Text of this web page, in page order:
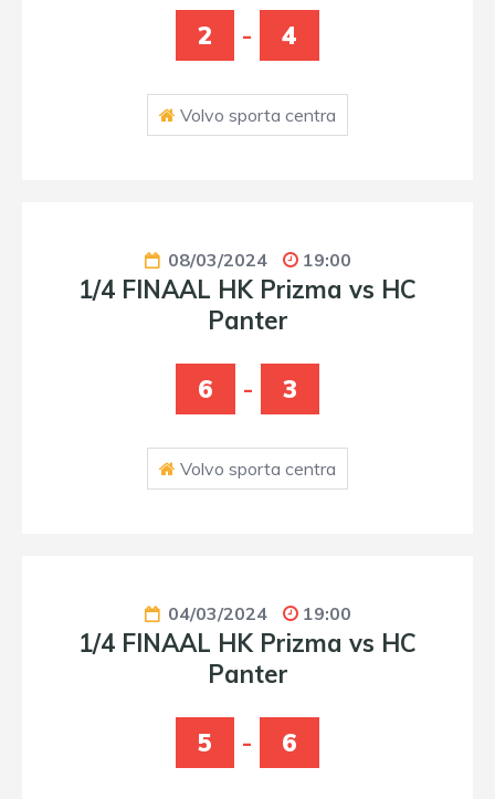
2 - 4
Volvo sporta centra
08/03/2024 19:00
1/4 FINAAL HK Prizma vs HC
Panter
6 - 3
Volvo sporta centra
04/03/2024 19:00
1/4 FINAAL HK Prizma vs HC
Panter
5 - 6